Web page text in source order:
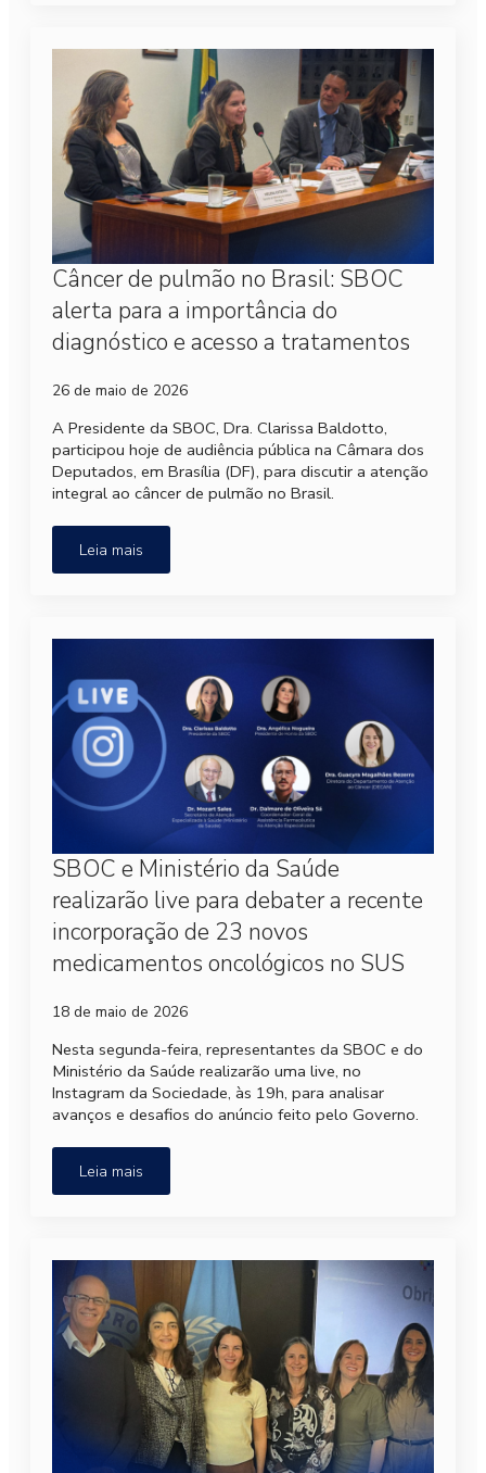
Câncer de pulmão no Brasil: SBOC
alerta para a importância do
diagnóstico e acesso a tratamentos
26 de maio de 2026
A Presidente da SBOC, Dra. Clarissa Baldotto,
participou hoje de audiência pública na Câmara dos
Deputados, em Brasília (DF), para discutir a atenção
integral ao câncer de pulmão no Brasil.
Leia mais
SBOC e Ministério da Saúde
realizarão live para debater a recente
incorporação de 23 novos
medicamentos oncológicos no SUS
18 de maio de 2026
Nesta segunda-feira, representantes da SBOC e do
Ministério da Saúde realizarão uma live, no
Instagram da Sociedade, às 19h, para analisar
avanços e desafios do anúncio feito pelo Governo.
Leia mais